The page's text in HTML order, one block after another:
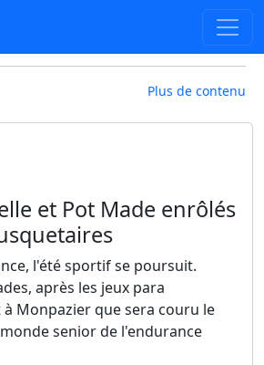
Plus de contenu
et Pot Made enrôlés
l'été sportif se poursuit.
après les jeux para
Monpazier que sera couru le
senior de l'endurance